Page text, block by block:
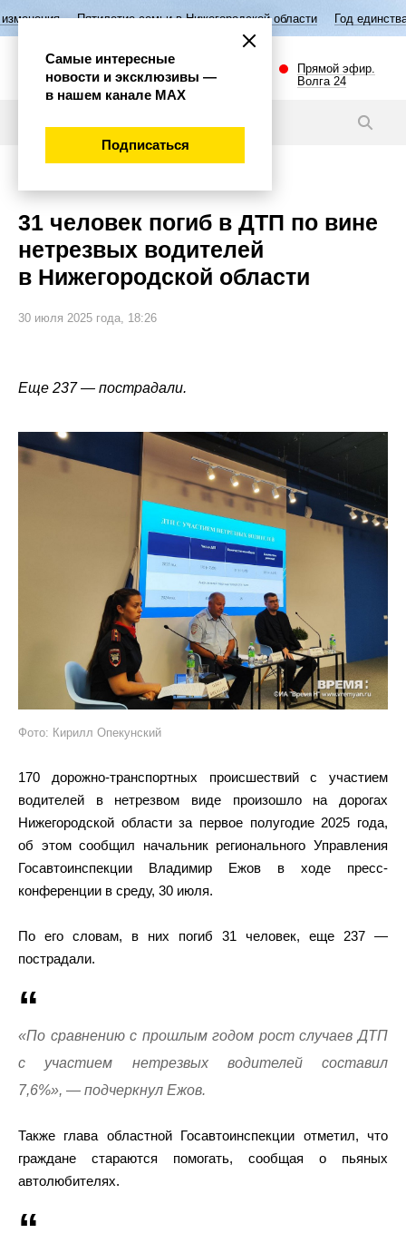
Пятилетие семьи в Нижегородской области Год единства народов
Прямой эфир.
Волга 24
31 человек погиб в ДТП по вине
нетрезвых водителей
в Нижегородской области
30 июля 2025 года, 18:26
Еще 237 — пострадали.
Фото: Кирилл Опекунский
170 дорожно-транспортных происшествий с участием
водителей в нетрезвом виде произошло на дорогах
Нижегородской области за первое полугодие 2025 года,
об этом сообщил начальник регионального Управления
Госавтоинспекции Владимир Ежов в ходе пресс-
конференции в среду, 30 июля.
По его словам, в них погиб 31 человек, еще 237 —
пострадали.
«По сравнению с прошлым годом рост случаев ДТП
с участием нетрезвых водителей составил
7,6%», — подчеркнул Ежов.
Также глава областной Госавтоинспекции отметил, что
граждане стараются помогать, сообщая о пьяных
автолюбителях.
Самые интересные
новости и эксклюзивы —
в нашем канале МАХ
Подписаться